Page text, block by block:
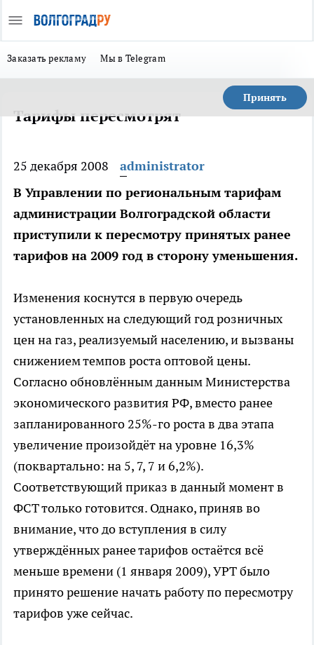
Заказать рекламу Мы в Telegram
Принять
Тарифы пересмотрят
25 декабря 2008
administrator
В Управлении по региональным тарифам
администрации Волгоградской области
приступили к пересмотру принятых ранее
тарифов на 2009 год в сторону уменьшения.
Изменения коснутся в первую очередь
установленных на следующий год розничных
цен на газ, реализуемый населению, и вызваны
снижением темпов роста оптовой цены.
Согласно обновлённым данным Министерства
экономического развития РФ, вместо ранее
запланированного 25%-го роста в два этапа
увеличение произойдёт на уровне 16,3%
(поквартально: на 5, 7, 7 и 6,2%).
Соответствующий приказ в данный момент в
ФСТ только готовится. Однако, приняв во
внимание, что до вступления в силу
утверждённых ранее тарифов остаётся всё
меньше времени (1 января 2009), УРТ было
принято решение начать работу по пересмотру
тарифов уже сейчас.